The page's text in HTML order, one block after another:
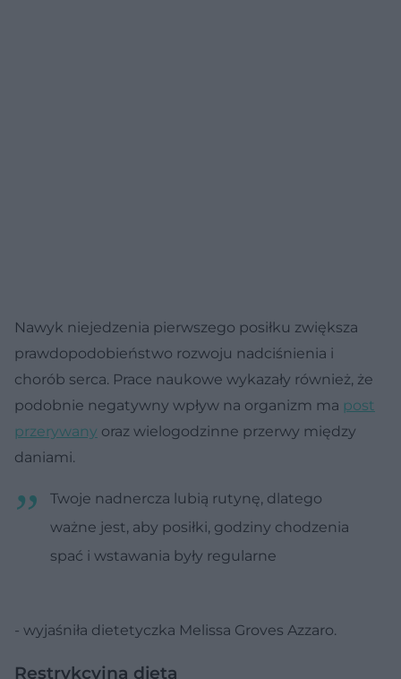
Nawyk niejedzenia pierwszego posiłku zwiększa
prawdopodobieństwo rozwoju nadciśnienia i
chorób serca. Prace naukowe wykazały również, że
podobnie negatywny wpływ na organizm ma post
przerywany oraz wielogodzinne przerwy między
daniami.
Twoje nadnercza lubią rutynę, dlatego
ważne jest, aby posiłki, godziny chodzenia
spać i wstawania były regularne
- wyjaśniła dietetyczka Melissa Groves Azzaro.
Restrykcyjna dieta